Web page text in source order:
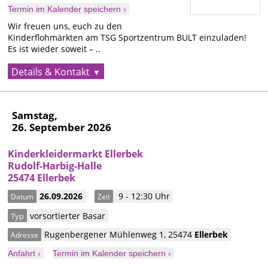
Termin im Kalender speichern ›
Wir freuen uns, euch zu den
Kinderflohmärkten am TSG Sportzentrum BULT einzuladen!
Es ist wieder soweit – ..
Details & Kontakt
Samstag,
26. September 2026
Kinderkleidermarkt Ellerbek
Rudolf-Harbig-Halle
25474 Ellerbek
Datum 26.09.2026 Zeit 9 - 12:30 Uhr
Typ vorsortierter Basar
Adresse Rugenbergener Mühlenweg 1,25474 Ellerbek
Anfahrt › Termin im Kalender speichern ›